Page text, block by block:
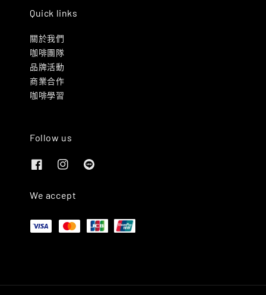
Quick links
關於我們
咖啡團隊
品牌活動
商業合作
咖啡學習
Follow us
We accept